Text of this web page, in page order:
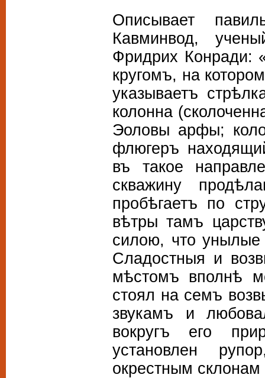
Описывает
Кавминвод,
Фридрих Конради:
кругомъ, на
указываетъ
колонна
Эоловы арфы;
флюгеръ
въ такое
скважину
пробѣгаетъ по
вѣтры тамъ
силою, что унылые
Сладостныя и
мѣстомъ вполнѣ
стоял на семъ
звукамъ и
вокругъ его
установлен
окрестным